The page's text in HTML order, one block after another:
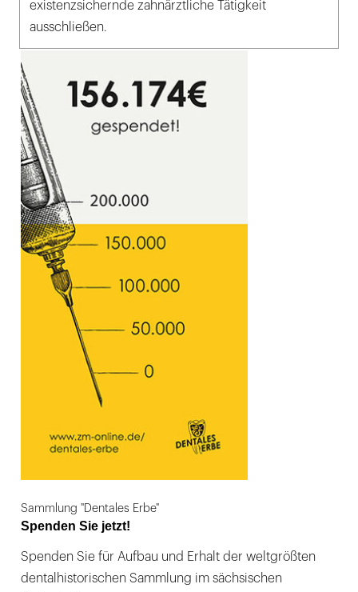
existenzsichernde zahnärztliche Tätigkeit
ausschließen.
Sammlung "Dentales Erbe"
Spenden Sie jetzt!
Spenden Sie für Aufbau und Erhalt der weltgrößten
dentalhistorischen Sammlung im sächsischen